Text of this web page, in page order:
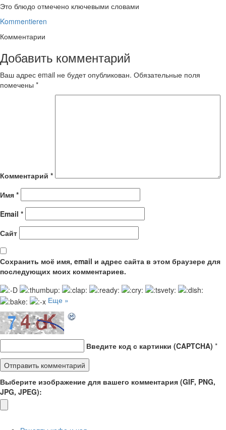
Это блюдо отмечено ключевыми словами
Kommentieren
Комментарии
Добавить комментарий
Ваш адрес email не будет опубликован. Обязательные поля
помечены *
Комментарий *
Имя *
Email *
Сайт
Сохранить моё имя, email и адрес сайта в этом браузере для
последующих моих комментариев.
Еще »
Введите код с картинки (CAPTCHA) *
Выберите изображение для вашего комментария (GIF, PNG,
JPG, JPEG):